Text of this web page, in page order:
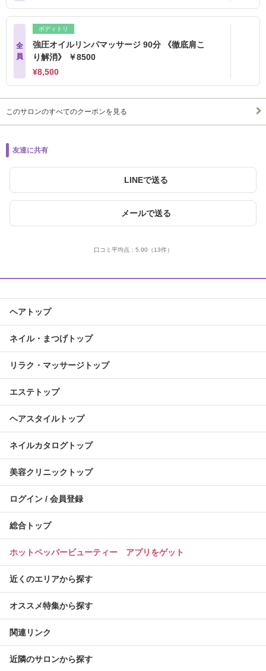
全
員
ボディトリ
強圧オイルリンパマッサージ 90分 《徹底肩こ
り解消》 ￥8500
¥8,500
このサロンのすべてのクーポンを見る
友達に共有
LINEで送る
メールで送る
口コミ平均点： 5.00 （13件）
ヘアトップ
ネイル・まつげトップ
リラク・マッサージトップ
エステトップ
ヘアスタイルトップ
ネイルカタログトップ
美容クリニックトップ
ログイン / 会員登録
総合トップ
ホットペッパービューティー アプリをゲット
近くのエリアから探す
オススメ特集から探す
関連リンク
近隣のサロンから探す